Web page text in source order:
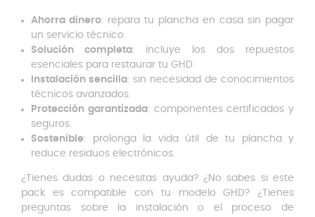
Ahorra dinero: repara tu plancha en casa sin pagar
un servicio técnico.
Solución completa: incluye los dos repuestos
esenciales para restaurar tu GHD.
Instalación sencilla: sin necesidad de conocimientos
técnicos avanzados.
Protección garantizada: componentes certificados y
seguros.
Sostenible: prolonga la vida útil de tu plancha y
reduce residuos electrónicos.
¿Tienes dudas o necesitas ayuda? ¿No sabes si este
pack es compatible con tu modelo GHD? ¿Tienes
preguntas sobre la instalación o el proceso de